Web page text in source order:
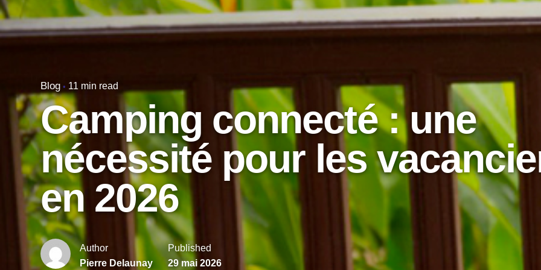
Blog 11 min read
Camping connecté : une
nécessité pour les
en 2026
Author
Pierre Delaunay
Published
29 mai 2026